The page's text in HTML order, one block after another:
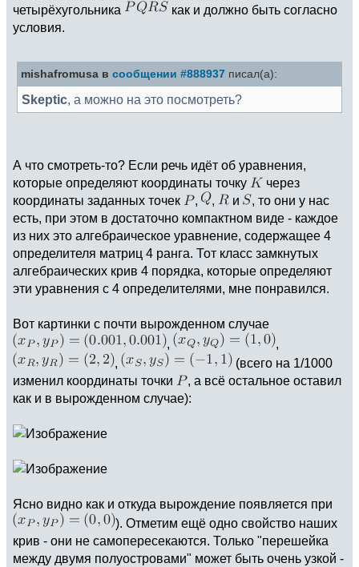
четырёхугольника
как и должно быть согласно
условия.
mishafromusa в сообщении #888937 писал(а):
Skeptic, а можно на это посмотреть?
А что смотреть-то? Если речь идёт об уравнения,
которые определяют координаты точку
через
координаты заданных точек
, , и
, то они у нас
есть, при этом в достаточно компактном виде - каждое
из них это алгебраическое уравнение, содержащее 4
определителя матриц 4 ранга. Тот класс замкнутых
алгебраических крив 4 порядка, которые определяют
эти уравнения с 4 определителями, мне понравился.
Вот картинки с почти вырожденном случае
,
,
,
(всего на 1/1000
изменил координаты точки
, а всё остальное оставил
как и в вырожденном случае):
Ясно видно как и откуда вырождение появляется при
). Отметим ещё одно свойство наших
крив - они не самопересекаются. Только "перешейка
между двумя полуостровами" может быть очень узкой -